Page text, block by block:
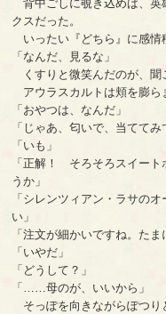
背中ごしに覗き込めば、英
クスだった。
いったい『どちら』に感情
「なんだ、見るな」
くすりと微笑んだのが、聞
アウラスカルトは頬を膨ら
「おやつは、なんだ」
「じゃあ、匂いで、当ててみ
「いも」
「正解！ そろそろスイート
うか」
「シレンツィアン・ラサの
い」
「注文が細かいですね。た
「いやだ」
「どうして？」
「……母のが、いいから」
そっぽを向きながらぽつり